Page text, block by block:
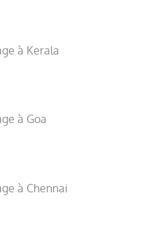
à Kerala
à Goa
à Chennai